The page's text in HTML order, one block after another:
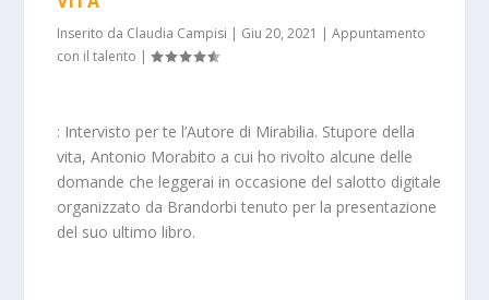
Inserito da Claudia Campisi | Giu 20, 2021 |Appuntamento
con il talento |
: Intervisto per te l’Autore di Mirabilia. Stupore della
vita, Antonio Morabito a cui ho rivolto alcune delle
domande che leggerai in occasione del salotto digitale
organizzato da Brandorbi tenuto per la presentazione
del suo ultimo libro.